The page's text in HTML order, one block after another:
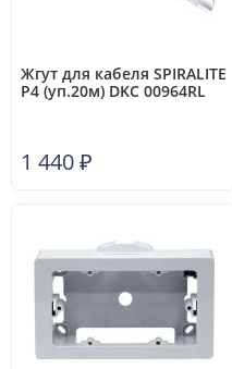
Жгут для кабеля SPIRALITE
P4 (уп.20м) DKC 00964RL
1 440₽